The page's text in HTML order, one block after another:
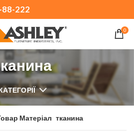
88-222
0
Матеріал тканина